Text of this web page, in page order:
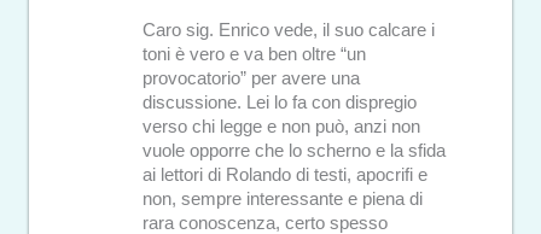
Caro sig. Enrico vede, il suo calcare i
toni è vero e va ben oltre “un
provocatorio” per avere una
discussione. Lei lo fa con dispregio
verso chi legge e non può, anzi non
vuole opporre che lo scherno e la sfida
ai lettori di Rolando di testi, apocrifi e
non, sempre interessante e piena di
rara conoscenza, certo spesso